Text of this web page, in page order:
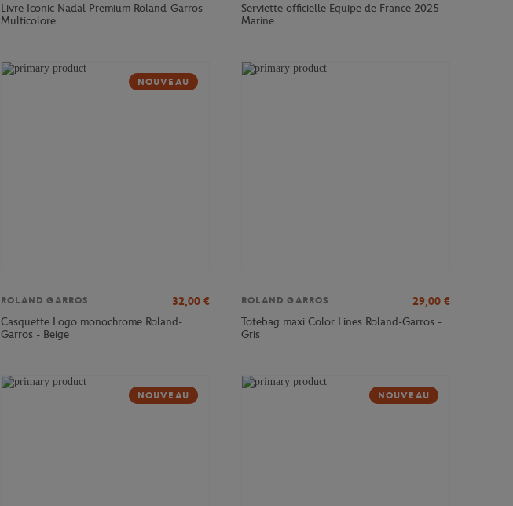
Livre Iconic Nadal Premium Roland-Garros -
Multicolore
Serviette officielle Equipe de France 2025 -
Marine
NOUVEAU
ROLAND GARROS 32,00 €
Casquette Logo monochrome Roland-
Garros - Beige
ROLAND GARROS 29,00 €
Totebag maxi Color Lines Roland-Garros -
Gris
NOUVEAU NOUVEAU